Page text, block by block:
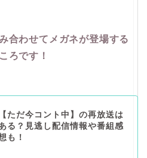
合わせてメガネが登場する
ろです！
【ただ今コント中】の再放送は
る？見逃し配信情報や番組感
も！